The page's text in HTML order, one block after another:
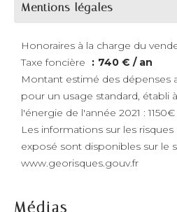
Mentions légales
Honoraires à la charge du
Taxe foncière
740 € / an
Montant estimé des dépenses
pour un usage standard, établi
l'énergie de l'année 2021 :
Les informations sur les
exposé sont disponibles sur le
www.georisques.gouv.fr
Médias